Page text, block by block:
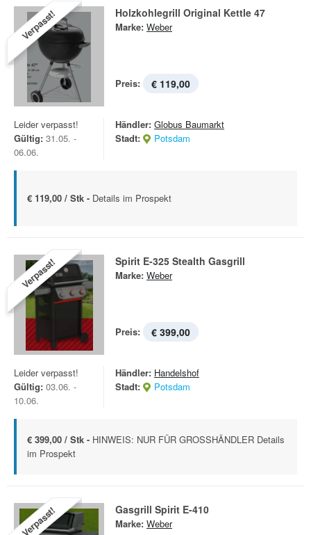
Verpasst! Holzkohlegrill Original Kettle 47
Marke: Weber
Preis: € 119,00
Leider verpasst!
Gültig: 31.05. -
06.06.
Händler: Globus Baumarkt
Stadt:
Potsdam
€ 119,00 / Stk - Details im Prospekt
Verpasst! Spirit E-325 Stealth Gasgrill
Marke: Weber
Preis: € 399,00
Leider verpasst!
Gültig: 03.06. -
10.06.
Händler: Handelshof
Stadt:
Potsdam
€ 399,00 / Stk - HINWEIS: NUR FÜR GROSSHÄNDLER Details
im Prospekt
Verpasst! Gasgrill Spirit E-410
Marke: Weber